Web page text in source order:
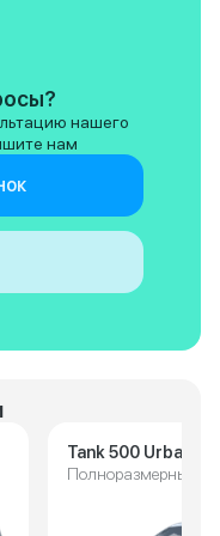
Парковаться в
непросто —
5 метров. Камера
быть и побольше.
внедорожным
грунтовок,
муфтой и
Tank 500 Urban
Полноразмерный
нашего
нам